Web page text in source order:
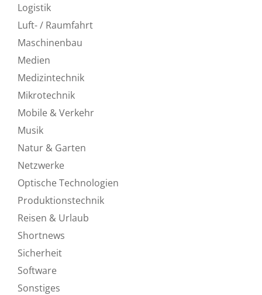
Logistik
Luft- / Raumfahrt
Maschinenbau
Medien
Medizintechnik
Mikrotechnik
Mobile & Verkehr
Musik
Natur & Garten
Netzwerke
Optische Technologien
Produktionstechnik
Reisen & Urlaub
Shortnews
Sicherheit
Software
Sonstiges